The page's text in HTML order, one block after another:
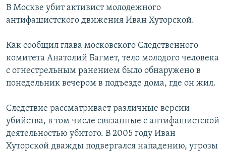
поиску
СЕВЕР.РЕАЛИИ
СИБИРЬ.РЕАЛИИ
РАСПИСАНИЕ ВЕЩАНИЯ
ПОДПИШИТЕСЬ НА РАССЫЛКУ
В Москве убит активист молодежного
антифашистского движения Иван Хуторской.
Как сообщил глава московского Следственного
комитета Анатолий Багмет, тело молодого человека
с огнестрельным ранением было обнаружено в
понедельник вечером в подъезде дома, где он жил.
Следствие рассматривает различные версии
убийства, в том числе связанные с антифашистской
деятельностью убитого. В 2005 году Иван
Хуторской дважды подвергался нападению, угрозы